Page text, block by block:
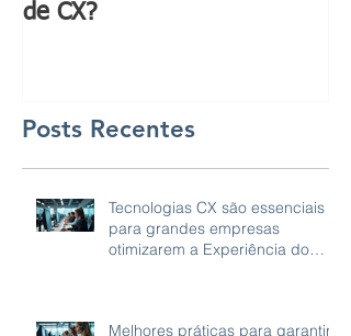
de CX?
Posts Recentes
Tecnologias CX são essenciais
para grandes empresas
otimizarem a Experiência do
Melhores práticas para garantir